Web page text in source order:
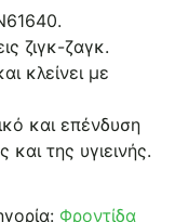
ζιγκ-ζαγκ.
κλείνει με
και επένδυση
και της υγιεινής.
Φροντίδα